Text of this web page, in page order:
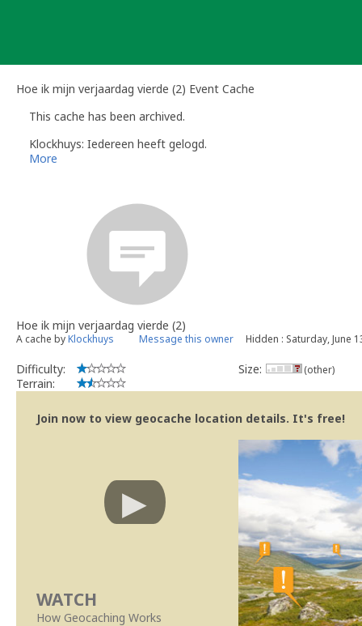
Hoe ik mijn verjaardag vierde (2) Event Cache
This cache has been archived.
Klockhuys: Iedereen heeft gelogd.
More
Hoe ik mijn verjaardag vierde (2)
A cache byKlockhuys Message this owner Hidden : Saturday, June
Difficulty:
Terrain:
Size: (other)
Join now to view geocache location details. It's free!
WATCH
How Geocaching Works